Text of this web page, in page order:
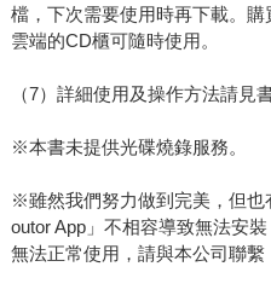
檔，下次需要使用時再下載。
雲端的CD櫃可隨時使用。
（7）詳細使用及操作方法請見
※本書未提供光碟燒錄服務。
※雖然我們努力做到完美，但
outor App」不相容導致無法安
無法正常使用，請與本公司聯繫